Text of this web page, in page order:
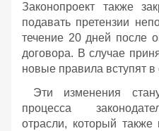
Законопроект также
подавать претензии
течение 20 дней после
договора. В случае
новые правила вступят в
Эти изменения
процесса
отрасли, который